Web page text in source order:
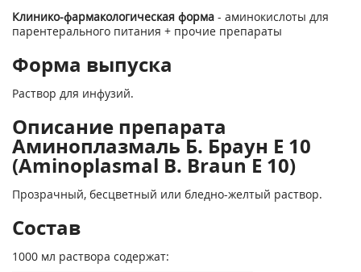
Клинико-фармакологическая форма - аминокислоты для
парентерального питания + прочие препараты
Форма выпуска
Раствор для инфузий.
Описание препарата
Аминоплазмаль Б. Браун Е 10
(Aminoplasmal B. Braun E 10)
Прозрачный, бесцветный или бледно-желтый раствор.
Состав
1000 мл раствора содержат: